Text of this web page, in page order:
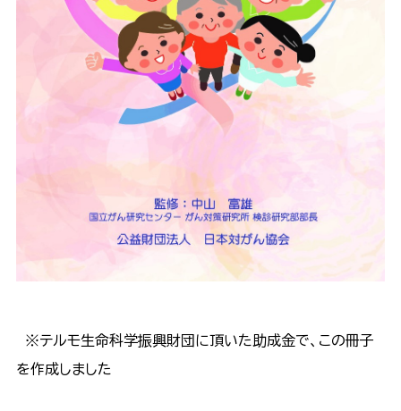
※テルモ生命科学振興財団に頂いた助成金で、この冊子
を作成しました